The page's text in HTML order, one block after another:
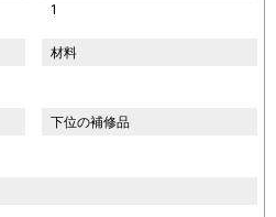
1
材料
下位の補修品